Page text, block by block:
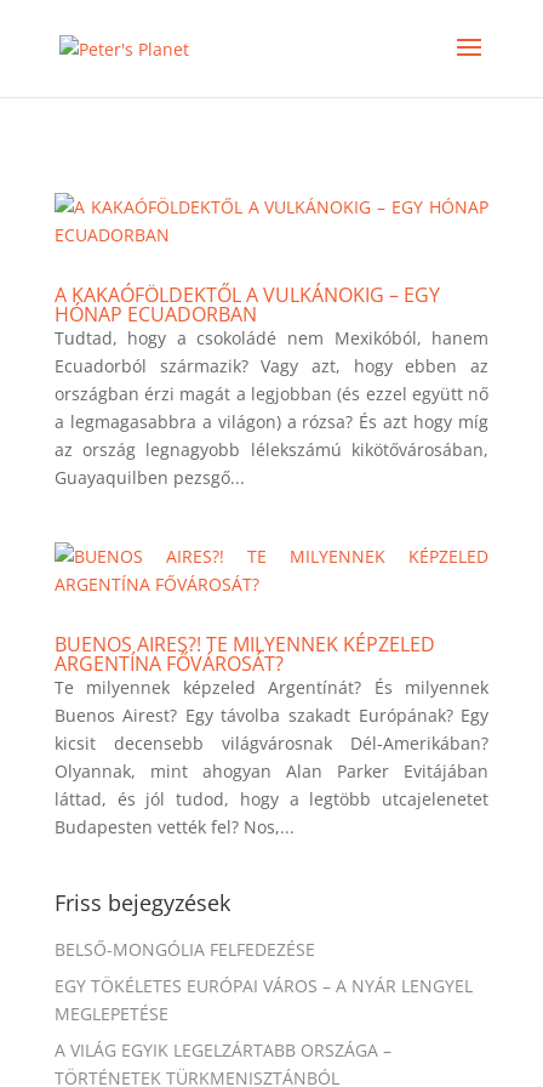
A KAKAÓFÖLDEKTŐL A VULKÁNOKIG – EGY
HÓNAP ECUADORBAN
Tudtad, hogy a csokoládé nem Mexikóból, hanem
Ecuadorból származik? Vagy azt, hogy ebben az
országban érzi magát a legjobban (és ezzel együtt nő
a legmagasabbra a világon) a rózsa? És azt hogy míg
az ország legnagyobb lélekszámú kikötővárosában,
Guayaquilben pezsgő...
BUENOS AIRES?! TE MILYENNEK KÉPZELED
ARGENTÍNA FŐVÁROSÁT?
Te milyennek képzeled Argentínát? És milyennek
Buenos Airest? Egy távolba szakadt Európának? Egy
kicsit decensebb világvárosnak Dél-Amerikában?
Olyannak, mint ahogyan Alan Parker Evitájában
láttad, és jól tudod, hogy a legtöbb utcajelenetet
Budapesten vették fel? Nos,...
Friss bejegyzések
BELSŐ-MONGÓLIA FELFEDEZÉSE
EGY TÖKÉLETES EURÓPAI VÁROS – A NYÁR LENGYEL
MEGLEPETÉSE
A VILÁG EGYIK LEGELZÁRTABB ORSZÁGA –
TÖRTÉNETEK TÜRKMENISZTÁNBÓL